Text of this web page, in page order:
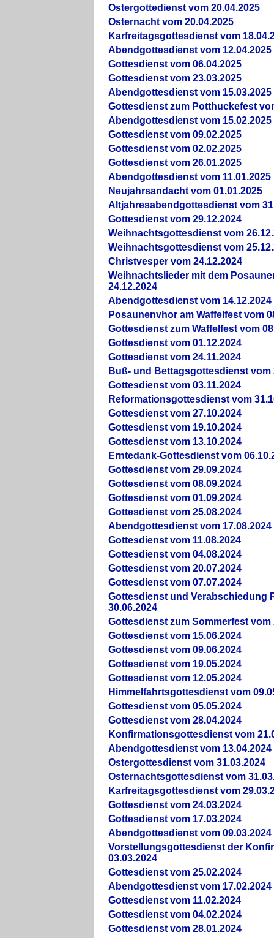
Ostergottedienst vom 20.04.2025
Osternacht vom 20.04.2025
Karfreitagsgottesdienst vom
Abendgottesdienst vom 12.04.2025
Gottesdienst vom 06.04.2025
Gottesdienst vom 23.03.2025
Abendgottesdienst vom 15.03.2025
Gottesdienst zum Potthuckefest
Abendgottesdienst vom 15.02.2025
Gottesdienst vom 09.02.2025
Gottesdienst vom 02.02.2025
Gottesdienst vom 26.01.2025
Abendgottesdienst vom 11.01.2025
Neujahrsandacht vom 01.01.2025
Altjahresabendgottesdienst vom
Gottesdienst vom 29.12.2024
Weihnachtsgottesdienst vom
Weihnachtsgottesdienst vom
Christvesper vom 24.12.2024
Weihnachtslieder mit dem
24.12.2024
Abendgottesdienst vom 14.12.2024
Posaunenvhor am Waffelfest vom
Gottesdienst zum Waffelfest vom
Gottesdienst vom 01.12.2024
Gottesdienst vom 24.11.2024
Buß- und Bettagsgottesdienst vom
Gottesdienst vom 03.11.2024
Reformationsgottesdienst vom
Gottesdienst vom 27.10.2024
Gottesdienst vom 19.10.2024
Gottesdienst vom 13.10.2024
Erntedank-Gottesdienst vom
Gottesdienst vom 29.09.2024
Gottesdienst vom 08.09.2024
Gottesdienst vom 01.09.2024
Gottesdienst vom 25.08.2024
Abendgottesdienst vom 17.08.2024
Gottesdienst vom 11.08.2024
Gottesdienst vom 04.08.2024
Gottesdienst vom 20.07.2024
Gottesdienst vom 07.07.2024
Gottesdienst und Verabschiedung
30.06.2024
Gottesdienst zum Sommerfest vom
Gottesdienst vom 15.06.2024
Gottesdienst vom 09.06.2024
Gottesdienst vom 19.05.2024
Gottesdienst vom 12.05.2024
Himmelfahrtsgottesdienst vom
Gottesdienst vom 05.05.2024
Gottesdienst vom 28.04.2024
Konfirmationsgottesdienst vom
Abendgottesdienst vom 13.04.2024
Ostergottesdienst vom 31.03.2024
Osternachtsgottesdienst vom
Karfreitagsgottesdienst vom
Gottesdienst vom 24.03.2024
Gottesdienst vom 17.03.2024
Abendgottesdienst vom 09.03.2024
Vorstellungsgottesdienst der
03.03.2024
Gottesdienst vom 25.02.2024
Abendgottesdienst vom 17.02.2024
Gottesdienst vom 11.02.2024
Gottesdienst vom 04.02.2024
Gottesdienst vom 28.01.2024